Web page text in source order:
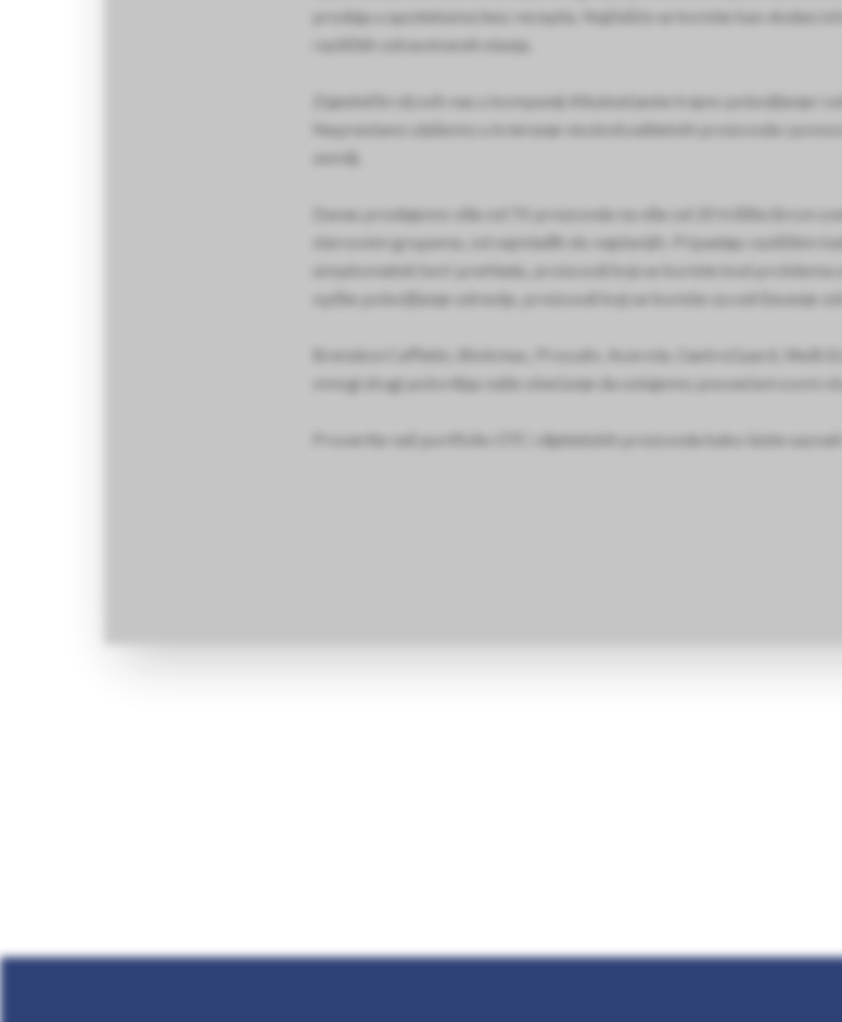
prodaju u apotekama bez recepta. Najčešće se koriste kao dodaci
različitih zdravstvenih stanja.
Zajednički cilj svih nas u kompaniji Alkaloid jeste trajno poboljšanje i
Neprestano ulažemo u kreiranje visokokvalitetnih proizvoda i
zemlji.
Danas prodajemo više od 70 proizvoda na više od 20 tržišta širom
starosnim grupama, od najmlađih do najstarijih. Pripadaju različitim
simptomatski bol i prehladu, proizvodi koji se koriste kod problema
opšte poboljšanje zdravlja, proizvodi koji se koriste za održavanje
Brendovi Caffetin, Blokmax, Proculin, Acerola, GastroGuard, Multi
mnogi drugi potvrđuju naše obećanje da ostajemo posvećeni svom
Proverite naš portfolio OTC i dijetetskih proizvoda kako biste saznali